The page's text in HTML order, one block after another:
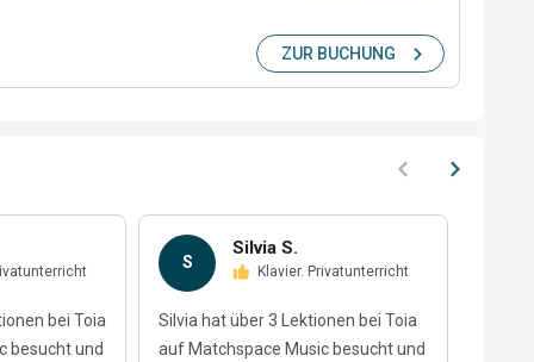
ZUR BUCHUNG
bei Toia
besucht und
S
Silvia S.
Klavier. Privatunterricht
Silvia hat über 3 Lektionen bei Toia
auf Matchspace Music besucht und